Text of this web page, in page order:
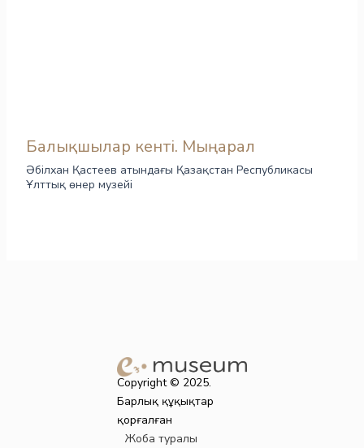
Балықшылар кенті. Мыңарал
Әбілхан Қастеев атындағы Қазақстан Республикасы
Ұлттық өнер музейі
Copyright © 2025.
Барлық құқықтар
қорғалған
Жоба туралы